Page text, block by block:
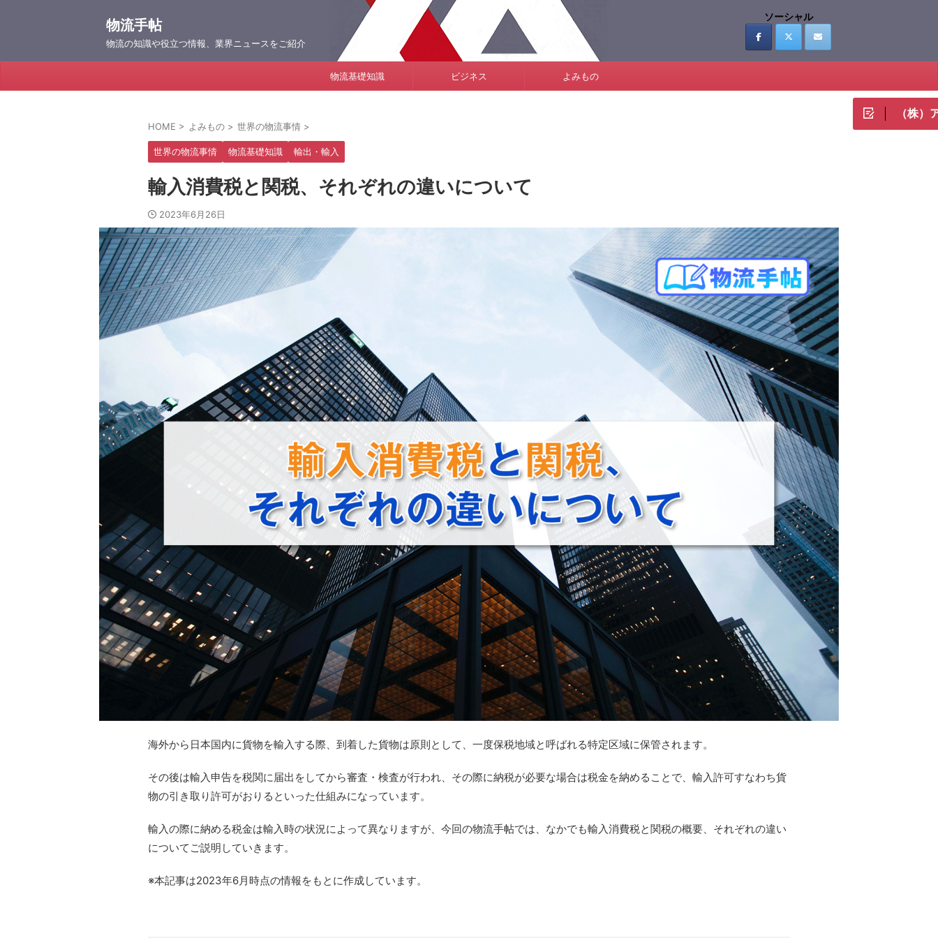
物流手帖
物流の知識や役立つ情報、業界ニュースをご紹介
ソーシャル
物流基礎知識 ビジネス よみもの
HOME > よみもの > 世界の物流事情 >
世界の物流事情 物流基礎知識 輸出・輸入
輸入消費税と関税、それぞれの違いについて
2023年6月26日
海外から日本国内に貨物を輸入する際、到着した貨物は原則として、一度保税地域と呼ばれる特定区域に保管されます。
その後は輸入申告を税関に届出をしてから審査・検査が行われ、その際に納税が必要な場合は税金を納めることで、輸入許可すなわち貨
物の引き取り許可がおりるといった仕組みになっています。
輸入の際に納める税金は輸入時の状況によって異なりますが、今回の物流手帖では、なかでも輸入消費税と関税の概要、それぞれの違い
についてご説明していきます。
※本記事は2023年6月時点の情報をもとに作成しています。
（株）